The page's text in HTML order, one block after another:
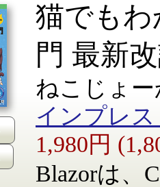
猫でもわ
門 最新
ねこじょー
インプレス
1,980円
Blazorは、